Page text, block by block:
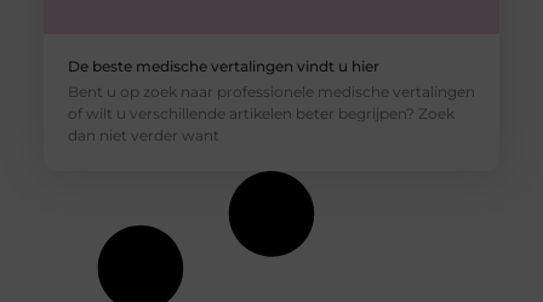
De beste medische vertalingen vindt u hier
Bent u op zoek naar professionele medische vertalingen
of wilt u verschillende artikelen beter begrijpen? Zoek
dan niet verder want